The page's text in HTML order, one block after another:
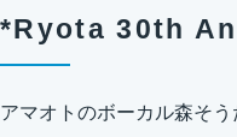
*Ryota 30th
アマオトのボーカル森そ